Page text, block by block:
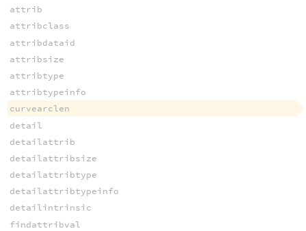
attrib
attribclass
attribdataid
attribsize
attribtype
attribtypeinfo
curvearclen
detail
detailattrib
detailattribsize
detailattribtype
detailattribtypeinfo
detailintrinsic
findattribval